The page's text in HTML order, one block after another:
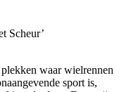
Scheur’
waar wielrennen
sport is,